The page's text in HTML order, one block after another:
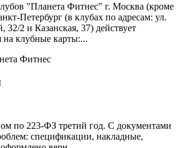
"Планета Фитнес" г. Москва (кроме
Петербург (в клубах по адресам: ул.
32/2 и Казанская, 37) действует
на клубные карты:...
Фитнес
по 223-ФЗ третий год. С документами
спецификации, накладные,